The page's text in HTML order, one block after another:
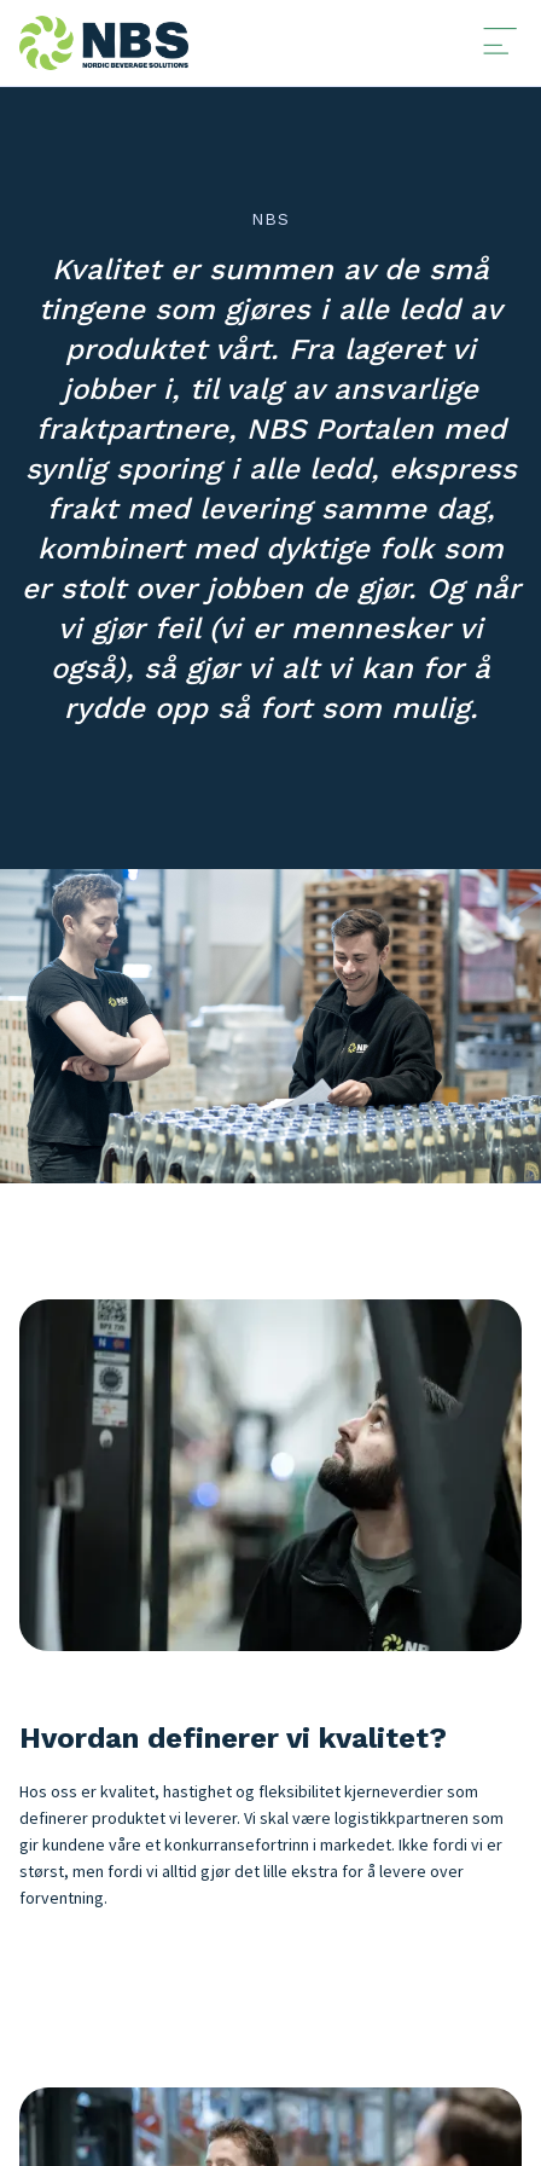
NBS
Kvalitet er summen av de små
tingene som gjøres i alle ledd av
produktet vårt. Fra lageret vi
jobber i, til valg av ansvarlige
fraktpartnere, NBS Portalen med
synlig sporing i alle ledd, ekspress
frakt med levering samme dag,
kombinert med dyktige folk som
er stolt over jobben de gjør. Og når
vi gjør feil (vi er mennesker vi
også), så gjør vi alt vi kan for å
rydde opp så fort som mulig.
Hvordan definerer vi kvalitet?
Hos oss er kvalitet, hastighet og fleksibilitet kjerneverdier som
definerer produktet vi leverer. Vi skal være logistikkpartneren som
gir kundene våre et konkurransefortrinn i markedet. Ikke fordi vi er
størst, men fordi vi alltid gjør det lille ekstra for å levere over
forventning.